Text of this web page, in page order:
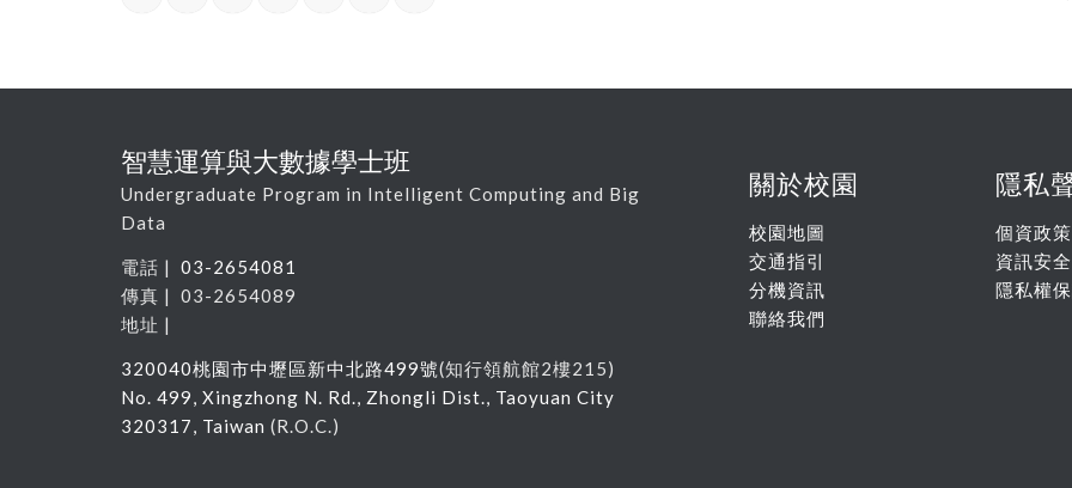
智慧運算與大數據學士班
Undergraduate Program in Intelligent Computing and Big
Data
電話 | 03-2654081
傳真 | 03-2654089
地址 |
320040桃園市中壢區新中北路499號(知行領航館2樓215)
No. 499, Xingzhong N. Rd., Zhongli Dist., Taoyuan City
320317, Taiwan (R.O.C.)
關於校園
校園地圖
交通指引
分機資訊
聯絡我們
隱私
個資政策
資訊安全
隱私權